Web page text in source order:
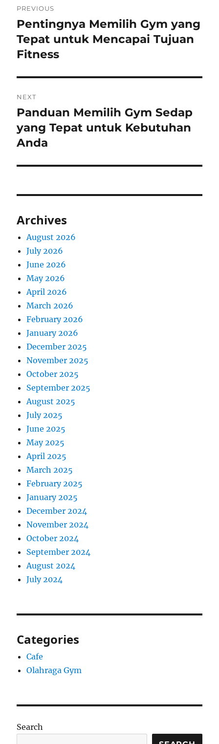
navigation
PREVIOUS
Previous
post:
Pentingnya Memilih Gym yang
Tepat untuk Mencapai Tujuan
Fitness
NEXT
Next
post:
Panduan Memilih Gym Sedap
yang Tepat untuk Kebutuhan
Anda
Archives
August 2026
July 2026
June 2026
May 2026
April 2026
March 2026
February 2026
January 2026
December 2025
November 2025
October 2025
September 2025
August 2025
July 2025
June 2025
May 2025
April 2025
March 2025
February 2025
January 2025
December 2024
November 2024
October 2024
September 2024
August 2024
July 2024
Categories
Cafe
Olahraga Gym
Search